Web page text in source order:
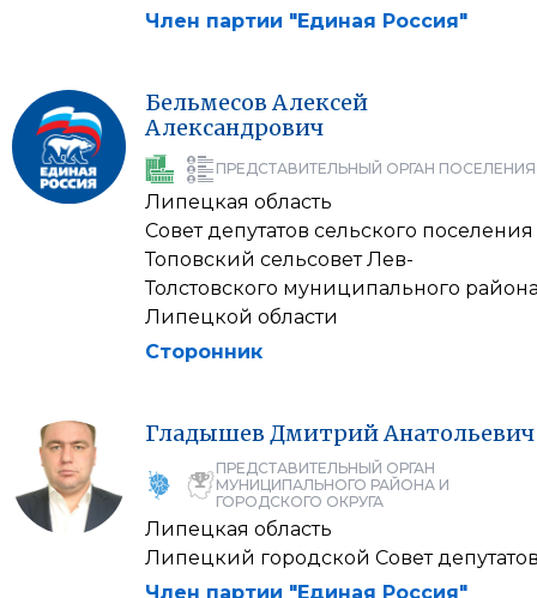
Член партии "Единая Россия"
Бельмесов Алексей
Александрович
ПРЕДСТАВИТЕЛЬНЫЙ ОРГАН ПОСЕЛЕНИЯ
Липецкая область
Совет депутатов сельского поселения
Топовский сельсовет Лев-
Толстовского муниципального
Липецкой области
Сторонник
Гладышев ДмитрийАнатольевич
ПРЕДСТАВИТЕЛЬНЫЙ ОРГАН
МУНИЦИПАЛЬНОГО РАЙОНА И
ГОРОДСКОГО ОКРУГА
Липецкая область
Липецкий городской Совет
Член партии "Единая Россия"